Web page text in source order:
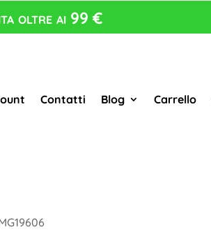
oltre ai 99 €
Contatti Blog Carrello